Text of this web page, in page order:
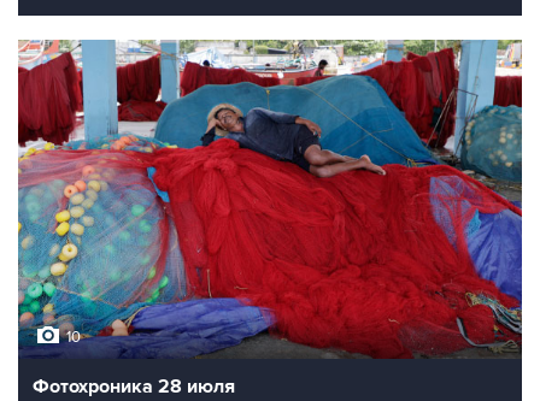
10
Фотохроника 28 июля